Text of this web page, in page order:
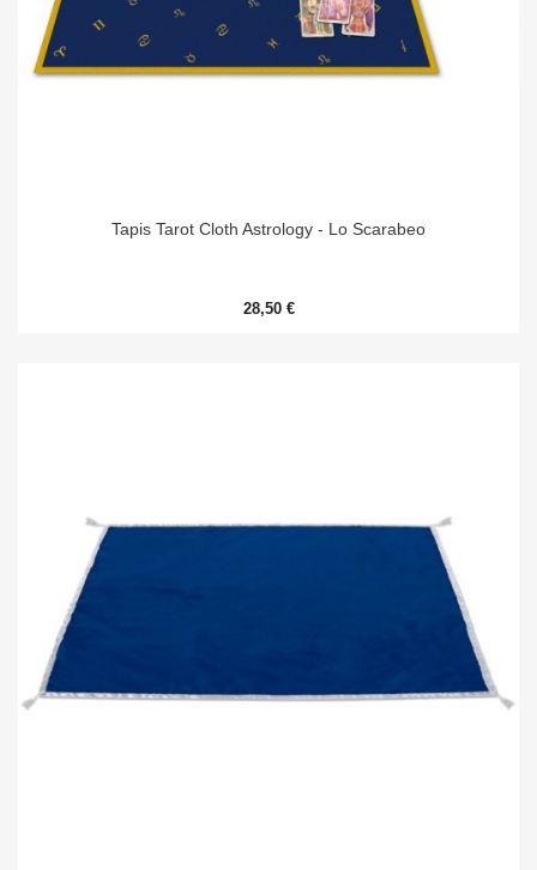
Tapis Tarot Cloth Astrology - Lo Scarabeo
28,50 €